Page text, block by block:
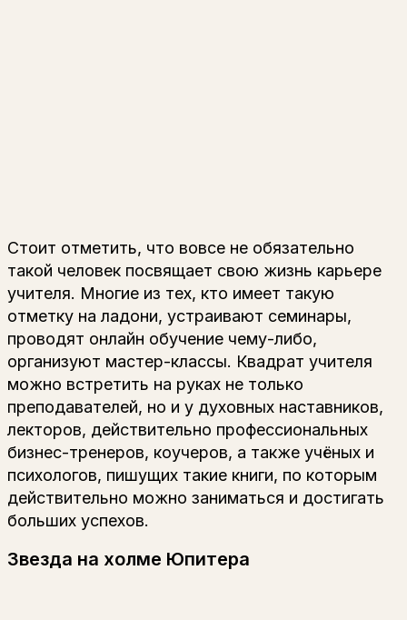
Стоит отметить, что вовсе не обязательно
такой человек посвящает свою жизнь карьере
учителя. Многие из тех, кто имеет такую
отметку на ладони, устраивают семинары,
проводят онлайн обучение чему-либо,
организуют мастер-классы. Квадрат учителя
можно встретить на руках не только
преподавателей, но и у духовных наставников,
лекторов, действительно профессиональных
бизнес-тренеров, коучеров, а также учёных и
психологов, пишущих такие книги, по которым
действительно можно заниматься и достигать
больших успехов.
Звезда на холме Юпитера